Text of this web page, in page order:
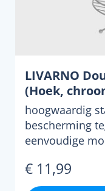
LIVARNO
(Hoek,
hoogwaardig
bescherming
eenvoudige
€ 11,99